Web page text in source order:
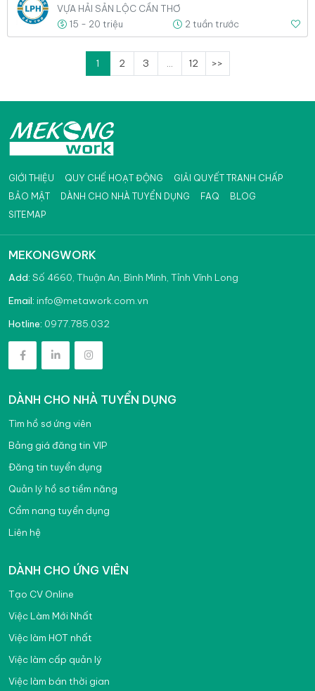
VỰA HẢI SẢN LỘC CẦN THƠ
15 - 20 triệu
2 tuần trước
1 2 3 ... 12 >>
GIỚI THIỆU QUY CHẾ HOẠT ĐỘNG
GIẢI QUYẾT TRANH CHẤP
BẢO MẬT
DÀNH CHO NHÀ TUYỂN DỤNG FAQ
BLOG
SITEMAP
MEKONGWORK
Add: Số 4660, Thuận An, Bình Minh, Tỉnh Vĩnh Long
Email: info@metawork.com.vn
Hotline: 0977.785.032
DÀNH CHO NHÀ TUYỂN DỤNG
Tìm hồ sơ ứng viên
Bảng giá đăng tin VIP
Đăng tin tuyển dụng
Quản lý hồ sơ tiềm năng
Cẩm nang tuyển dụng
Liên hệ
DÀNH CHO ỨNG VIÊN
Tạo CV Online
Việc Làm Mới Nhất
Việc làm HOT nhất
Việc làm cấp quản lý
Việc làm bán thời gian